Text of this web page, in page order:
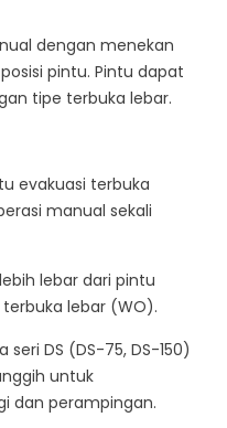
dengan menekan
pintu. Pintu dapat
tipe terbuka lebar.
evakuasi terbuka
manual sekali
lebar dari pintu
lebar (WO).
DS (DS-75, DS-150)
untuk
dan perampingan.